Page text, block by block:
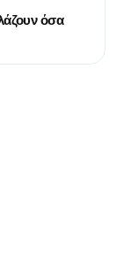
όσα